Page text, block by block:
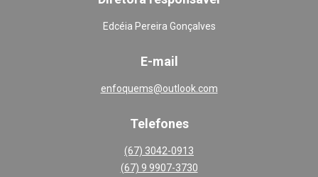
Edcéia Pereira Gonçalves
E-mail
enfoquems@outlook.com
Telefones
(67) 3042-0913
(67) 9 9907-3730